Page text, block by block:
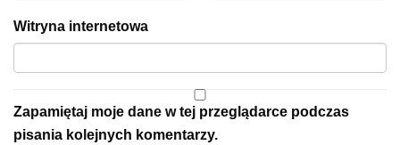
Witryna internetowa
Zapamiętaj moje dane w tej przeglądarce podczas
pisania kolejnych komentarzy.